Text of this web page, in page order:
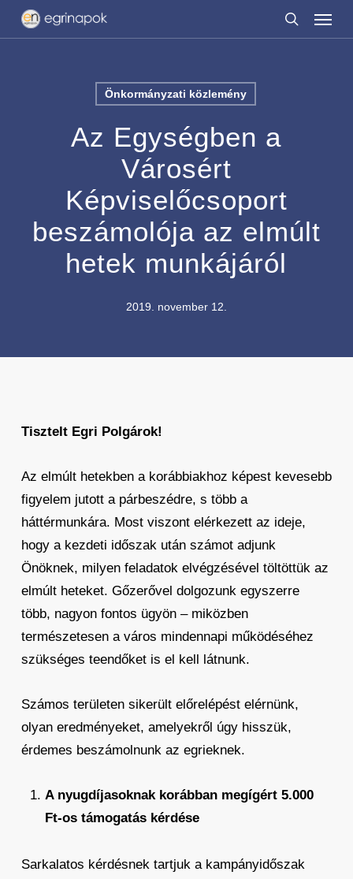
Skip
search
Menu
Önkormányzati közlemény
Az Egységben a
Városért
Képviselőcsoport
beszámolója az elmúlt
hetek munkájáról
2019. november 12.
Tisztelt Egri Polgárok!
Az elmúlt hetekben a korábbiakhoz képest kevesebb
figyelem jutott a párbeszédre, s több a
háttérmunkára. Most viszont elérkezett az ideje,
hogy a kezdeti időszak után számot adjunk
Önöknek, milyen feladatok elvégzésével töltöttük az
elmúlt heteket. Gőzerővel dolgozunk egyszerre
több, nagyon fontos ügyön – miközben
természetesen a város mindennapi működéséhez
szükséges teendőket is el kell látnunk.
Számos területen sikerült előrelépést elérnünk,
olyan eredményeket, amelyekről úgy hisszük,
érdemes beszámolnunk az egrieknek.
A nyugdíjasoknak korábban megígért 5.000
Ft-os támogatás kérdése
Sarkalatos kérdésnek tartjuk a kampányidőszak